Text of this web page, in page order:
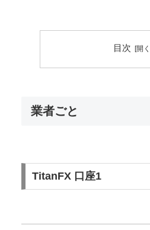
目次
業者ごと
TitanFX 口座1